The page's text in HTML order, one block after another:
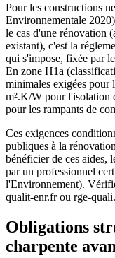
Pour les constructions
Environnementale
le cas d'une rénovation
existant), c'est la
qui s'impose, fixée par
En zone H1a
minimales exigées pour
m².K/W pour l'isolation
pour les rampants de
Ces exigences
publiques à la
bénéficier de ces aides,
par un professionnel
l'Environnement).
qualit-enr.fr ou rge-
Obligations
charpente